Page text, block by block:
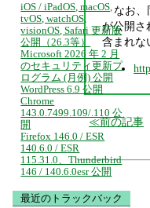
なお、
が公開さ
含まれな
前の記事
iOS / iPadOS, macOS,
tvOS, watchOS,
visionOS, Safari 更新版
公開（26.3等）
Microsoft 2026 年 2 月
のセキュリティ更新プ
ログラム (月例) 公開
WordPress 6.9 公開
Chrome
143.0.7499.109/.110 公
開
Firefox 146.0 / ESR
140.6.0 / ESR
115.31.0、Thunderbird
146 / 140.6.0esr 公開
最近のトラックバック